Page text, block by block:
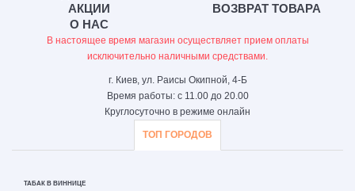
АКЦИИ
О НАС
ВОЗВРАТ ТОВАРА
В настоящее время магазин осуществляет прием оплаты
исключительно наличными средствами.
г. Киев, ул. Раисы Окипной, 4-Б
Время работы: с 11.00 до 20.00
Круглосуточно в режиме онлайн
ТОП ГОРОДОВ
ТАБАК В ВИННИЦЕ